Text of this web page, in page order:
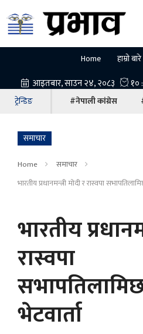
Home हाम्रो बारे
ट्रेन्डिङ #नेपाली कांग्रेस
समाचार
Home
समाचार
भारतीय प्रधानमन्त्री मोदी र रास्वपा
भारतीय
रास्वपा
भेटवार्ता